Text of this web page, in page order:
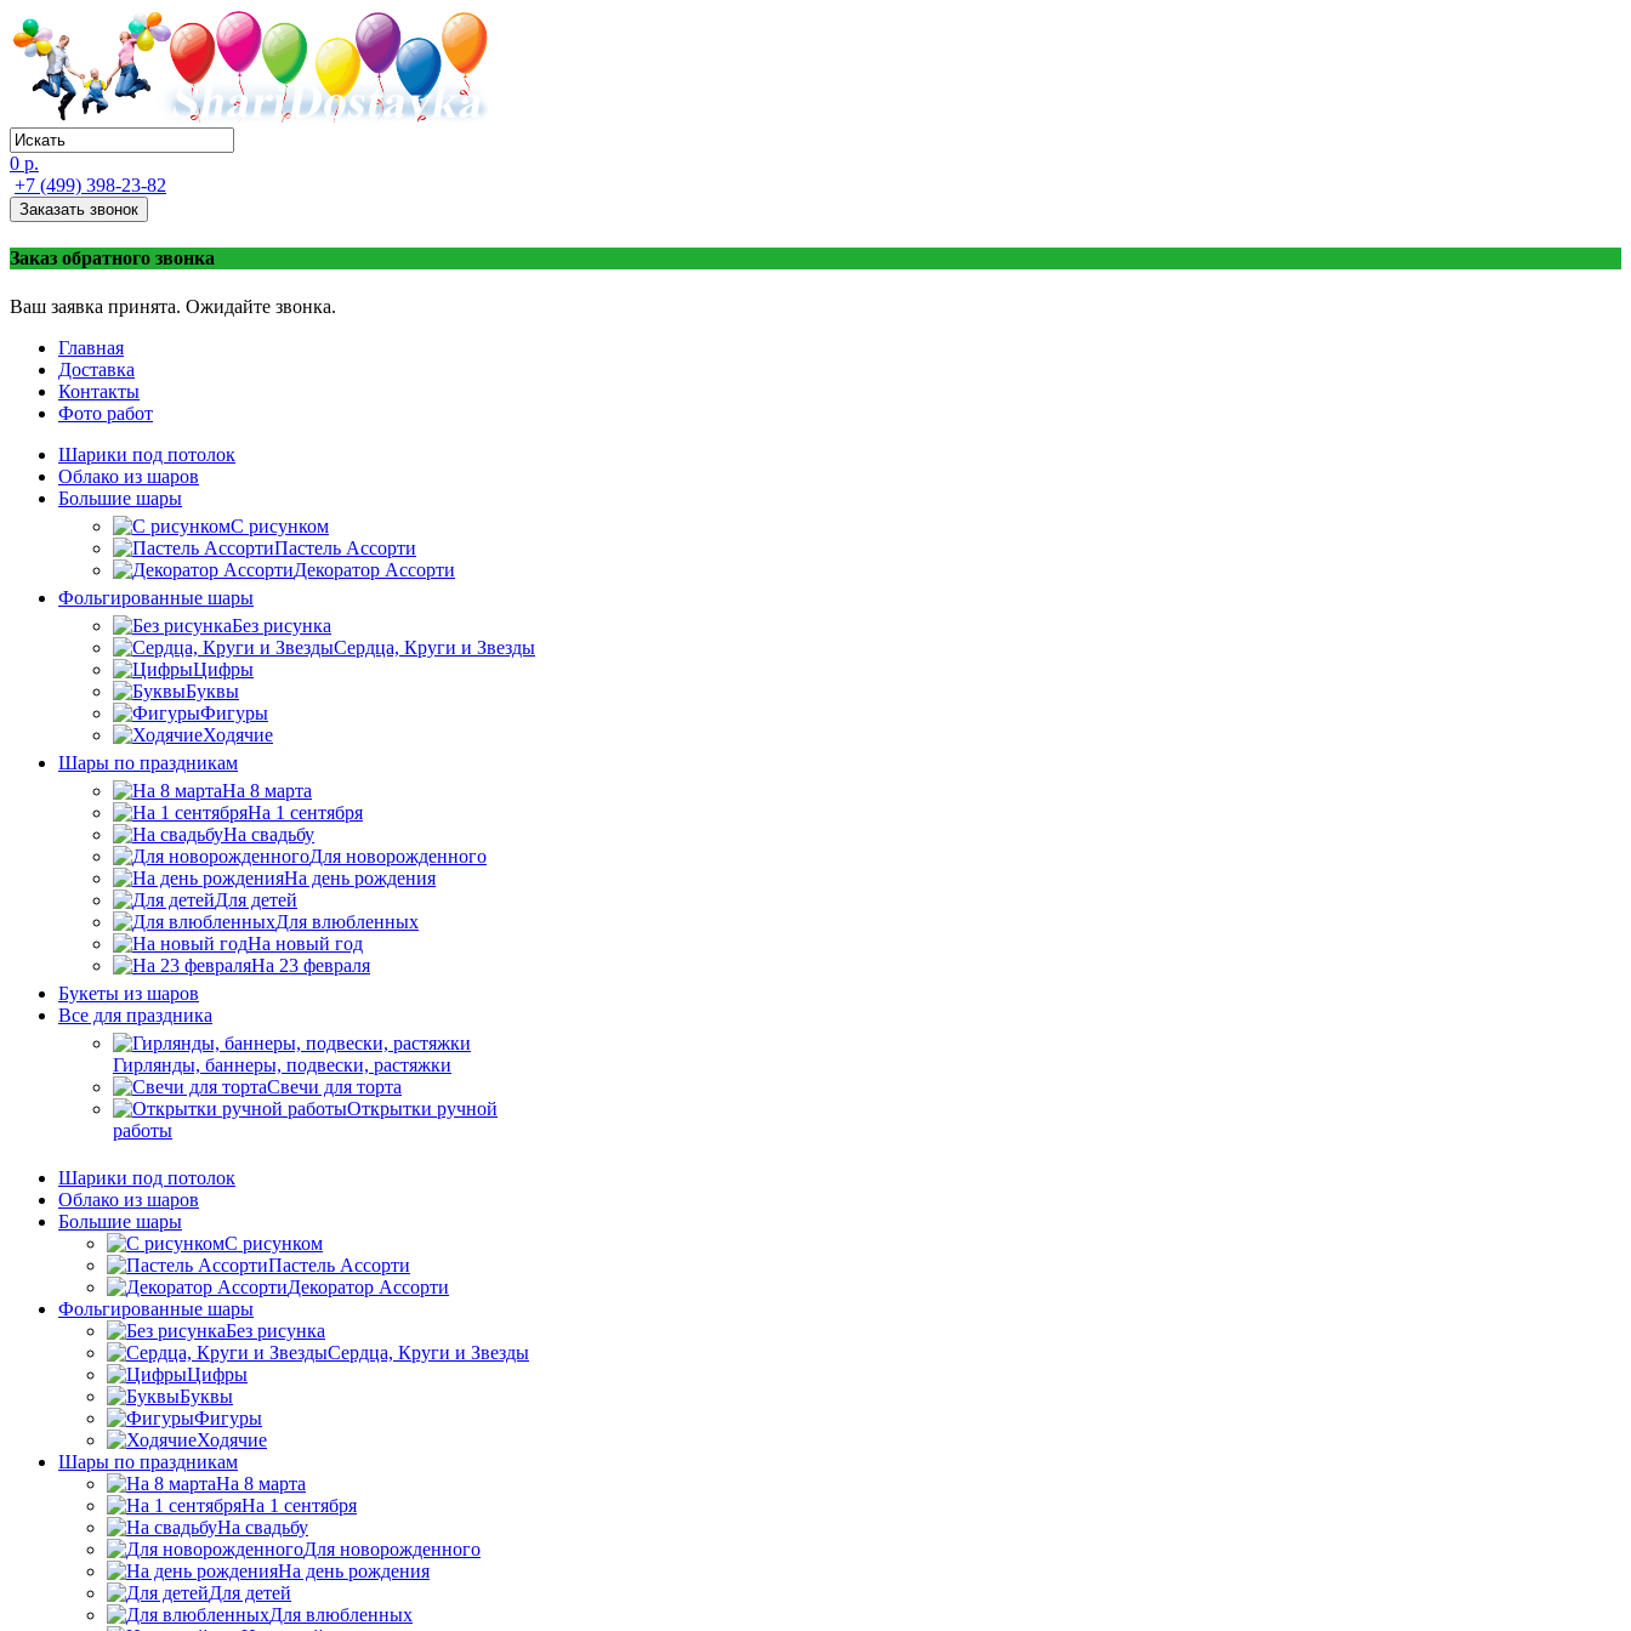
0 р.
+7 (499) 398-23-82
Заказать звонок
Заказ обратного звонка
Ваш заявка принята. Ожидайте звонка.
Главная
Доставка
Контакты
Фото работ
Шарики под потолок
Облако из шаров
Большие шары
C рисунком
Пастель Ассорти
Декоратор Ассорти
Фольгированные шары
Без рисунка
Сердца, Круги и Звезды
Цифры
Буквы
Фигуры
Ходячие
Шары по праздникам
На 8 марта
На 1 сентября
На свадьбу
Для новорожденного
На день рождения
Для детей
Для влюбленных
На новый год
На 23 февраля
Букеты из шаров
Bсе для праздника
Гирлянды, баннеры, подвески, растяжки
Свечи для торта
Открытки ручной
работы
Шарики под потолок
Облако из шаров
Большие шары
C рисунком
Пастель Ассорти
Декоратор Ассорти
Фольгированные шары
Без рисунка
Сердца, Круги и Звезды
Цифры
Буквы
Фигуры
Ходячие
Шары по праздникам
На 8 марта
На 1 сентября
На свадьбу
Для новорожденного
На день рождения
Для детей
Для влюбленных